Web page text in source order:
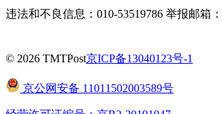
违法和不良信息：010-53519786 举报邮箱：
© 2026 TMTPost京ICP备13040123号-1
京公网安备 11011502003589号